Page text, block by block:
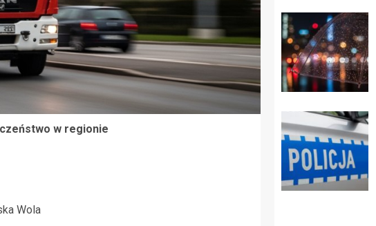
w regionie
Wola